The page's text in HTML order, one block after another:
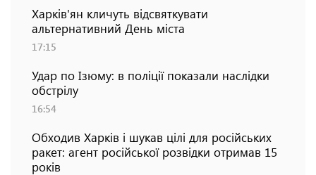
Харків'ян кличуть відсвяткувати
альтернативний День міста
17:15
Удар по Ізюму: в поліції показали наслідки
обстрілу
16:54
Обходив Харків і шукав цілі для російських
ракет: агент російської розвідки отримав 15
років